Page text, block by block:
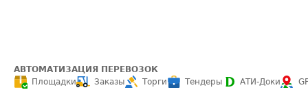
АВТОМАТИЗАЦИЯ ПЕРЕВОЗОК
Площадки
Заказы Торги Тендеры АТИ-Доки